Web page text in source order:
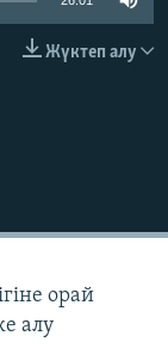
Жүктеп алу
орай
алу